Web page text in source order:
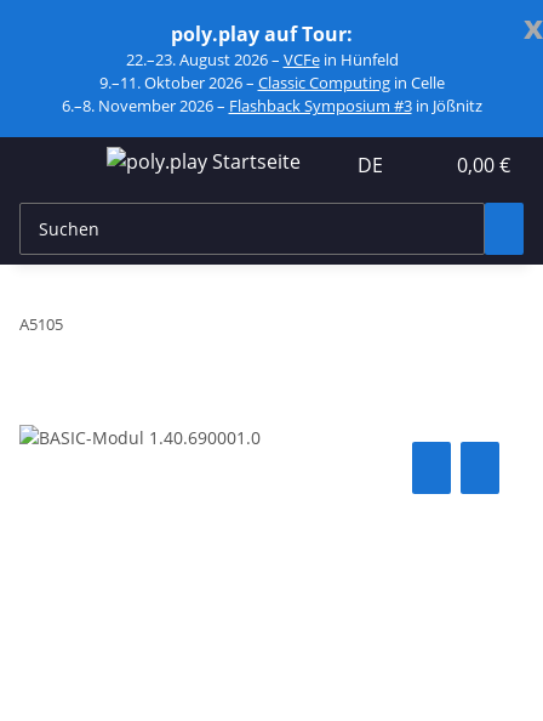
x
poly.play auf Tour:
22.–23. August 2026 – VCFein Hünfeld
9.–11. Oktober 2026 – Classic Computingin Celle
6.–8. November 2026 – Flashback Symposium #3in Jößnitz
DE 0,00 €
A5105